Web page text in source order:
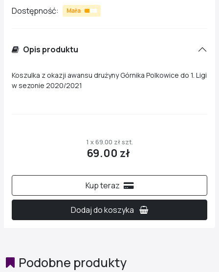
Dostępność: Mała
Opis produktu
Koszulka z okazji awansu drużyny Górnika Polkowice do 1. Ligi
w sezonie 2020/2021
1 x 69.00 zł szt.
69.00 zł
Kup teraz
Dodaj do koszyka
Podobne produkty